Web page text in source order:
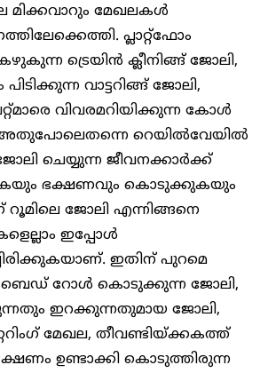
മിക്കവാറും മേഖലകൾ
പ്ലാറ്റ്ഫോം
കഴുകുന്ന ട്രെയിൻ ക്ലീനിങ്ങ് ജോലി,
വാട്ടറിങ്ങ് ജോലി,
വിവരമറിയിക്കുന്ന കോൾ
റെയിൽവേയിൽ
ചെയ്യുന്ന ജീവനക്കാർക്ക്
ഭക്ഷണവും കൊടുക്കുകയും
റൂമിലെ ജോലി എന്നിങ്ങനെ
ഇപ്പോൾ
ഇതിന് പുറമെ
ബെഡ് റോൾ കൊടുക്കുന്ന ജോലി,
ഇറക്കുന്നതുമായ ജോലി,
മേഖല, തീവണ്ടിയ്ക്കകത്ത്
ഉണ്ടാക്കി കൊടുത്തിരുന്ന